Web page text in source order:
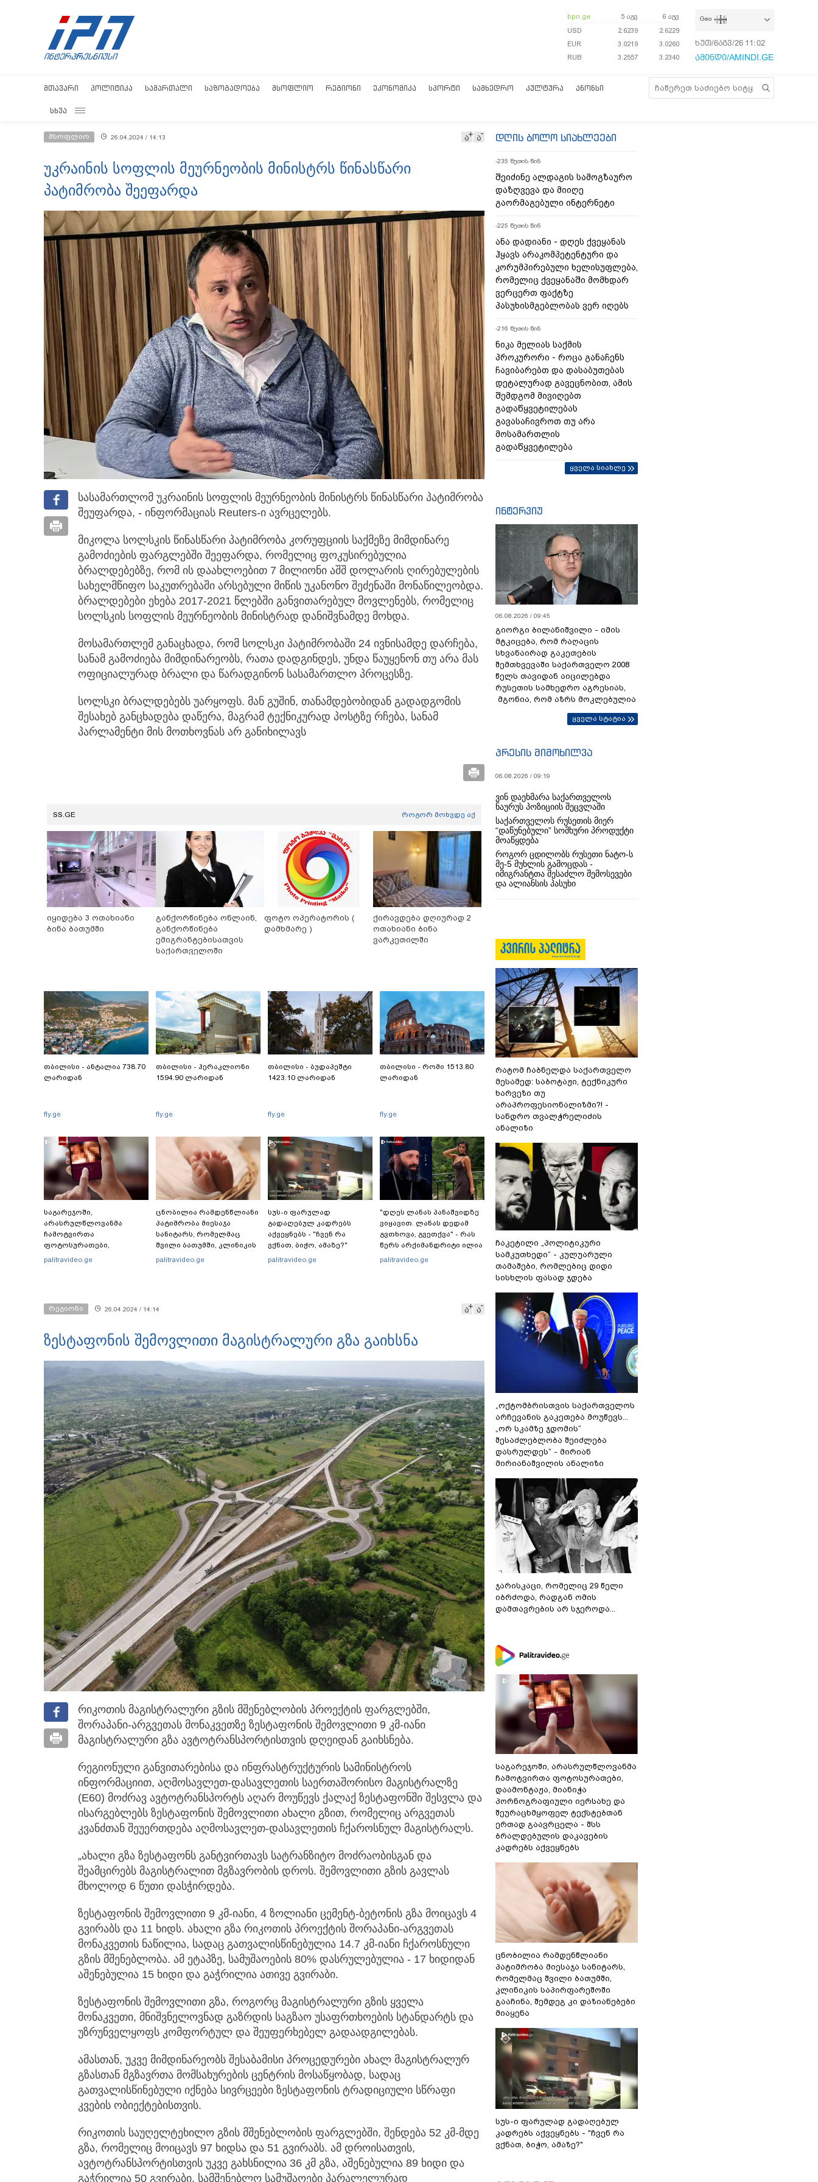
bpn.ge 5 აგვ
6 აგვ
USD
2.6239
2.6229
EUR
3.0219
3.0260
RUB
3.2557 3.2340
Geo
ხუთ/6აგვ/26 11:02:58
ამინდი/AMINDI.GE
ᲛᲗᲐᲕᲐᲠᲘ ᲞᲝᲚᲘᲢᲘᲙᲐ ᲡᲐᲛᲐᲠᲗᲐᲚᲘ ᲡᲐᲖᲝᲒᲐᲓᲝᲔᲑᲐ ᲛᲡᲝᲤᲚᲘᲝ ᲠᲔᲒᲘᲝᲜᲘ ᲔᲙᲝᲜᲝᲛᲘᲙᲐ ᲡᲞᲝᲠᲢᲘ ᲡᲐᲛᲮᲔᲓᲠᲝ ᲙᲣᲚᲢᲣᲠᲐ ᲐᲜᲝᲜᲡᲘ
ᲡᲮᲕᲐ
მსოფლიო 26.04.2024 / 14:13 ა ა
უკრაინის სოფლის მეურნეობის მინისტრს წინასწარი
პატიმრობა შეეფარდა
სასამართლომ უკრაინის სოფლის მეურნეობის მინისტრს წინასწარი პატიმრობა
შეუფარდა, - ინფორმაციას Reuters-ი ავრცელებს.
მიკოლა სოლსკის წინასწარი პატიმრობა კორუფციის საქმეზე მიმდინარე
გამოძიების ფარგლებში შეეფარდა, რომელიც ფოკუსირებულია
ბრალდებებზე, რომ ის დაახლოებით 7 მილიონი აშშ დოლარის ღირებულების
სახელმწიფო საკუთრებაში არსებული მიწის უკანონო შეძენაში მონაწილეობდა.
ბრალდებები ეხება 2017-2021 წლებში განვითარებულ მოვლენებს, რომელიც
სოლსკის სოფლის მეურნეობის მინისტრად დანიშვნამდე მოხდა.
მოსამართლემ განაცხადა, რომ სოლსკი პატიმრობაში 24 ივნისამდე დარჩება,
სანამ გამოძიება მიმდინარეობს, რათა დადგინდეს, უნდა წაუყენონ თუ არა მას
ოფიციალურად ბრალი და წარადგინონ სასამართლო პროცესზე.
სოლსკი ბრალდებებს უარყოფს. მან გუშინ, თანამდებობიდან გადადგომის
შესახებ განცხადება დაწერა, მაგრამ ტექნიკურად პოსტზე რჩება, სანამ
პარლამენტი მის მოთხოვნას არ განიხილავს
SS.GE როგორ მოხვდე აქ
იყიდება 3 ოთახიანი
ბინა ბათუმში
განქორწინება ონლაინ,
განქორწინება
ემიგრანტებისათვის
საქართველოში
ფოტო ოპერატორის (
დამხმარე )
ქირავდება დღიურად 2
ოთახიანი ბინა
ვარკეთილში
თბილისი - ანტალია 738.70
ლარიდან
fly.ge
თბილისი - ჰერაკლიონი
1594.90 ლარიდან
fly.ge
თბილისი - ბუდაპეშტი
1423.10 ლარიდან
fly.ge
თბილისი - რომი 1513.80
ლარიდან
fly.ge
საგარეჯოში,
არასრულწლოვანმა
ჩამოტვირთა
ფოტოსურათები,
დაამონტაჟა, მიანიჭა
გაავრცელა - შსს
კადრებს აქვეყნებს
palitravideo.ge
ცნობილია რამდენწლიანი
პატიმრობა მიესაჯა
სანიტარს, რომელმაც
შვილი ბათუმში, კლინიკის
საპირფარეშოში გააჩინა,
palitravideo.ge
სუს-ი ფარულად
გადაღებულ კადრებს
აქვეყნებს - "ჩვენ რა
ვქნათ, ბიჭო, ამაზე?"
palitravideo.ge
"დღეს ლანას პანაშვიდზე
ვიყავით. ლანას დედამ
გვთხოვა, გვეთქვა" - რას
წერს არქიმანდრიტი ილია
თოლორაია სოციალურ
palitravideo.ge
რეგიონი 26.04.2024 / 14:14 ა ა
ზესტაფონის შემოვლითი მაგისტრალური გზა გაიხსნა
რიკოთის მაგისტრალური გზის მშენებლობის პროექტის ფარგლებში,
შორაპანი-არგვეთას მონაკვეთზე ზესტაფონის შემოვლითი 9 კმ-იანი
მაგისტრალური გზა ავტოტრანსპორტისთვის დღეიდან გაიხსნება.
რეგიონული განვითარებისა და ინფრასტრუქტურის სამინისტროს
ინფორმაციით, აღმოსავლეთ-დასავლეთის საერთაშორისო მაგისტრალზე
(E60) მოძრავ ავტოტრანსპორტს აღარ მოუწევს ქალაქ ზესტაფონში შესვლა და
ისარგებლებს ზესტაფონის შემოვლითი ახალი გზით, რომელიც არგვეთას
კვანძთან შეუერთდება აღმოსავლეთ-დასავლეთის ჩქაროსნულ მაგისტრალს.
„ახალი გზა ზესტაფონს განტვირთავს სატრანზიტო მოძრაობისგან და
შეამცირებს მაგისტრალით მგზავრობის დროს. შემოვლითი გზის გავლას
მხოლოდ 6 წუთი დასჭირდება.
ზესტაფონის შემოვლითი 9 კმ-იანი, 4 ზოლიანი ცემენტ-ბეტონის გზა მოიცავს 4
გვირაბს და 11 ხიდს. ახალი გზა რიკოთის პროექტის შორაპანი-არგვეთას
მონაკვეთის ნაწილია, სადაც გათვალისწინებულია 14.7 კმ-იანი ჩქაროსნული
გზის მშენებლობა. ამ ეტაპზე, სამუშაოების 80% დასრულებულია - 17 ხიდიდან
აშენებულია 15 ხიდი და გაჭრილია ათივე გვირაბი.
ზესტაფონის შემოვლითი გზა, როგორც მაგისტრალური გზის ყველა
მონაკვეთი, მნიშვნელოვნად გაზრდის საგზაო უსაფრთხოების სტანდარტს და
უზრუნველყოფს კომფორტულ და შეუფერხებელ გადაადგილებას.
ამასთან, უკვე მიმდინარეობს შესაბამისი პროცედურები ახალ მაგისტრალურ
გზასთან მგზავრთა მომსახურების ცენტრის მოსაწყობად, სადაც
გათვალისწინებული იქნება სივრცეები ზესტაფონის ტრადიციული სწრაფი
კვების ობიექტებისთვის.
რიკოთის საუღელტეხილო გზის მშენებლობის ფარგლებში, შენდება 52 კმ-მდე
გზა, რომელიც მოიცავს 97 ხიდსა და 51 გვირაბს. ამ დროისათვის,
ავტოტრანსპორტისთვის უკვე გახსნილია 36 კმ გზა, აშენებულია 89 ხიდი და
გაჭრილია 50 გვირაბი. სამშენებლო სამუშაოები პარალელურად
დღის ბოლო სიახლეები
-235 წუთის წინ
შეიძინე ალდაგის სამოგზაურო
დაზღვევა და მიიღე
გაორმაგებული ინტერნეტი
-225 წუთის წინ
ანა დადიანი - დღეს ქვეყანას
ჰყავს არაკომპეტენტური და
კორუმპირებული ხელისუფლება,
რომელიც ქვეყანაში მომხდარ
ვერცერთ ფაქტზე
პასუხისმგებლობას ვერ იღებს
-216 წუთის წინ
ნიკა მელიას საქმის
პროკურორი - როცა განაჩენს
ჩავიბარებთ და დასაბუთებას
დეტალურად გავეცნობით, ამის
შემდგომ მივიღებთ
გადაწყვეტილებას
გავასაჩივროთ თუ არა
მოსამართლის
გადაწყვეტილება
ყველა სიახლე
ინტერვიუ
06.08.2026 / 09:45
გიორგი ბილანიშვილი - იმის
მტკიცება, რომ რაღაცის
სხვანაირად გაკეთების
შემთხვევაში საქართველო 2008
წელს თავიდან აიცილებდა
რუსეთის სამხედრო აგრესიას,
მგონია, რომ აზრს მოკლებულია
ყველა სტატია
პრესის მიმოხილვა
06.08.2026 / 09:19
ვინ დაეხმარა საქართველოს
ნაურუს პოზიციის შეცვლაში
საქართველოს რუსეთის მიერ
“დაწუნებული” სომხური პროდუქტი
მოაწყდება
როგორ ცდილობს რუსეთი ნატო-ს
მე-5 მუხლის გამოცდას -
იმიგრანტთა შესაძლო შემოსევები
და ალიანსის პასუხი
რატომ ჩაბნელდა საქართველო
მესამედ: საბოტაჟი, ტექნიკური
ხარვეზი თუ
არაპროფესიონალიზმი?! -
სანდრო თვალჭრელიძის
ანალიზი
ჩაკეტილი „პოლიტიკური
სამკუთხედი“ - კულუარული
თამაშები, რომლებიც დიდი
სისხლის ფასად ჯდება
„ოქტომბრისთვის საქართველოს
არჩევანის გაკეთება მოუწევს...
„ორ სკამზე ჯდომის“
შესაძლებლობა შეიძლება
დასრულდეს“ - მირიან
მირიანაშვილის ანალიზი
ჯარისკაცი, რომელიც 29 წელი
იბრძოდა, რადგან ომის
დამთავრების არ სჯეროდა...
საგარეჯოში, არასრულწლოვანმა
ჩამოტვირთა ფოტოსურათები,
დაამონტაჟა, მიანიჭა
პორნოგრაფიული იერსახე და
შეურაცხმყოფელ ტექსტებთან
ერთად გაავრცელა - შსს
ბრალდებულის დაკავების
კადრებს აქვეყნებს
ცნობილია რამდენწლიანი
პატიმრობა მიესაჯა სანიტარს,
რომელმაც შვილი ბათუმში,
კლინიკის საპირფარეშოში
გააჩინა, შემდეგ კი დაზიანებები
მიაყენა
სუს-ი ფარულად გადაღებულ
კადრებს აქვეყნებს - "ჩვენ რა
ვქნათ, ბიჭო, ამაზე?"